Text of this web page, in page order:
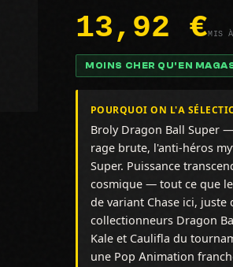
13,92 €MIS
MOINS CHER QU'EN
POURQUOI ON L'A
Broly Dragon Ball Super
rage brute, l'anti-héros
Super. Puissance
cosmique — tout ce que
de variant Chase ici,
collectionneurs Dragon
Kale et Caulifla du
une Pop Animation